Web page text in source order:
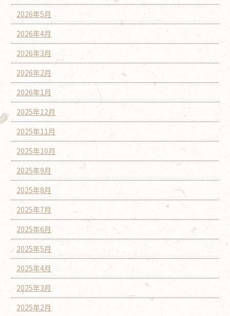
2026年5月
2026年4月
2026年3月
2026年2月
2026年1月
2025年12月
2025年11月
2025年10月
2025年9月
2025年8月
2025年7月
2025年6月
2025年5月
2025年4月
2025年3月
2025年2月